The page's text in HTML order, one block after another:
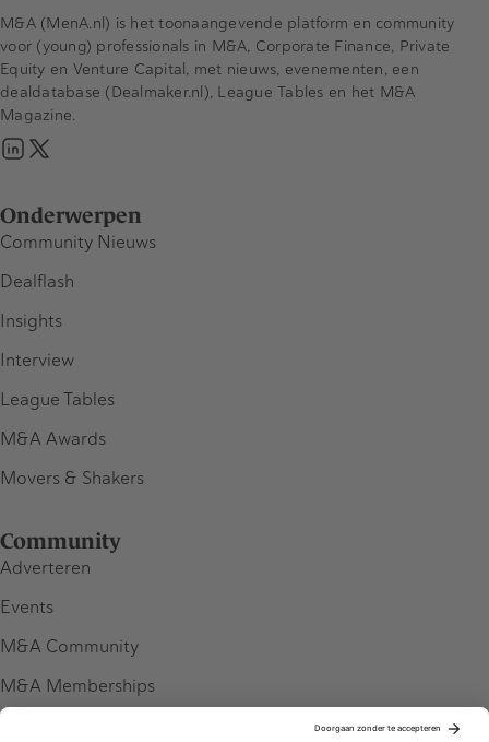
Onderwerpen
Community Nieuws
Dealflash
Insights
Interview
League Tables
M&A Awards
Movers & Shakers
Community
Adverteren
Events
M&A Community
M&A Memberships
M&A (MenA.nl) is het toonaangevende platform en community
voor (young) professionals in M&A, Corporate Finance, Private
Equity en Venture Capital, met nieuws, evenementen, een
dealdatabase (Dealmaker.nl), League Tables en het M&A
Magazine.